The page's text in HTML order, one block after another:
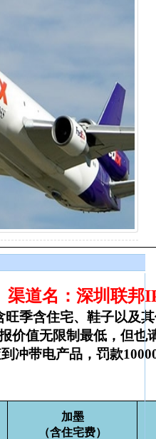
渠道名：深圳联邦
旺季含住宅、鞋子以及
价值无限制最低，但也
冲带电产品，罚款
加墨
（含住宅费）